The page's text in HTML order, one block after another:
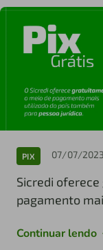
PIX 07/07/2023
Sicredi
pagamento
Continuar lendo